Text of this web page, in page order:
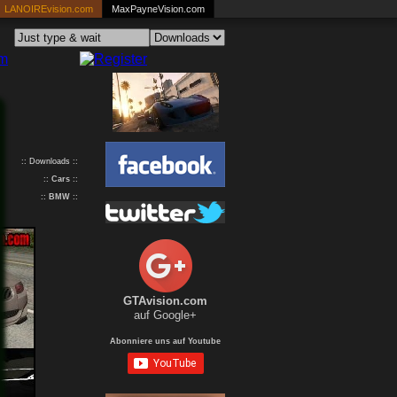
LANOIREvision.com MaxPayneVision.com
:: Downloads ::
:: Cars ::
:: BMW ::
GTAvision.com
auf Google+
Abonniere uns auf Youtube